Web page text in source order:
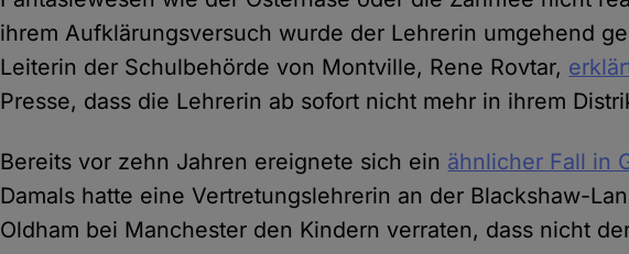
ihrem Aufklärungsversuch wurde der Lehrerin umgehend
Leiterin der Schulbehörde von Montville, Rene Rovtar,
Presse, dass die Lehrerin ab sofort nicht mehr in ihrem
Bereits vor zehn Jahren ereignete sich ein ähnlicher Fall in
Damals hatte eine Vertretungslehrerin an der Blackshaw-
Oldham bei Manchester den Kindern verraten, dass nicht